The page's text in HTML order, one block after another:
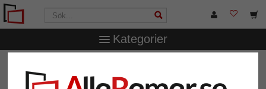
Kategorier
distanslist